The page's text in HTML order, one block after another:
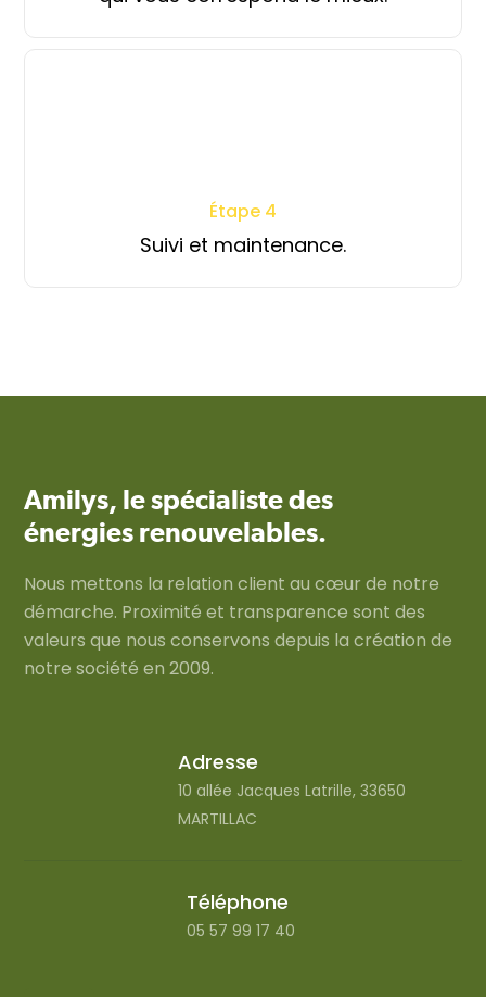
Étape 4
Suivi et maintenance.
Amilys, le spécialiste des
énergies renouvelables.
Nous mettons la relation client au cœur de notre
démarche. Proximité et transparence sont des
valeurs que nous conservons depuis la création de
notre société en 2009.
Adresse
10 allée Jacques Latrille, 33650
MARTILLAC
Téléphone
05 57 99 17 40